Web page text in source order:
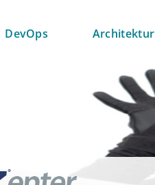
DevOps Architektur